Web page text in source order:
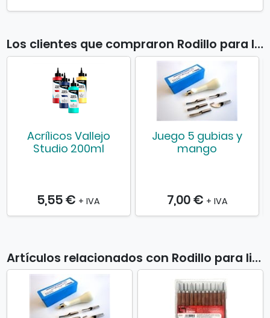
n
n
Los clientes que compraron Rodillo para linóleo también compraron
Acrílicos Vallejo
Studio 200ml
5,55 € + IVA
Juego 5 gubias y
mango
7,00 € + IVA
Artículos relacionados con Rodillo para linóleo